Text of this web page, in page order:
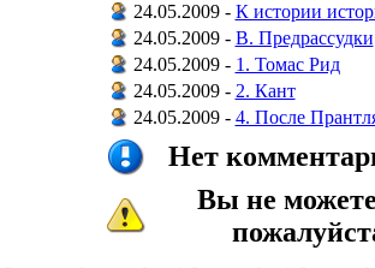
24.05.2009 - К истории
24.05.2009 - B. Предрассудки
24.05.2009 - 1. Томас Рид
24.05.2009 - 2. Кант
24.05.2009 - 4. После
Нет
Вы не